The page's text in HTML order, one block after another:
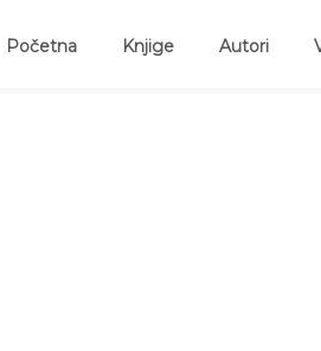
Početna(current)Knjige Autori